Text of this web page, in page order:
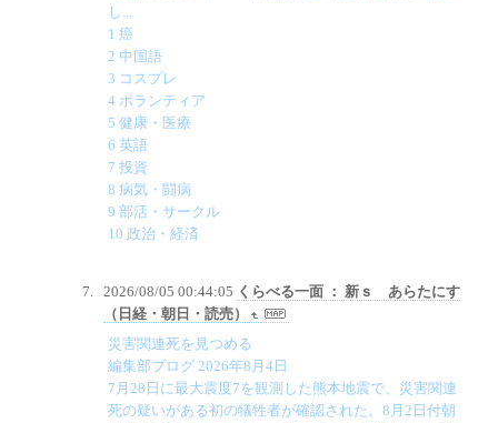
し...
1 癌
2 中国語
3 コスプレ
4 ボランティア
5 健康・医療
6 英語
7 投資
8 病気・闘病
9 部活・サークル
10 政治・経済
2026/08/05 00:44:05 くらべる一面 ： 新ｓ あらたにす
（日経・朝日・読売）
災害関連死を見つめる
編集部ブログ 2026年8月4日
7月28日に最大震度7を観測した熊本地震で、災害関連
死の疑いがある初の犠牲者が確認された。8月2日付朝